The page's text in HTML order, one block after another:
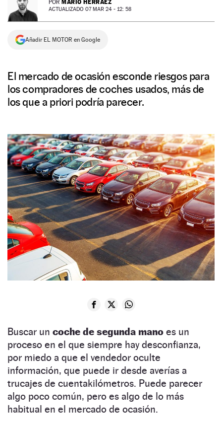
NEWSLETTER
SÍGUENOS
POR MARIO HERRÁEZ
ACTUALIZADO 07 MAR 24 - 12: 58
Añadir EL MOTOR en Google
El mercado de ocasión esconde riesgos para
los compradores de coches usados, más de
los que a priori podría parecer.
Buscar un coche de segunda mano es un
proceso en el que siempre hay desconfianza,
por miedo a que el vendedor oculte
información, que puede ir desde averías a
trucajes de cuentakilómetros. Puede parecer
algo poco común, pero es algo de lo más
habitual en el mercado de ocasión.